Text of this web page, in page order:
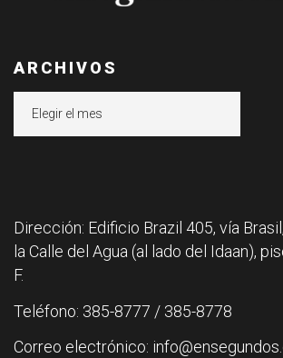
ARCHIVOS
Dirección: Edificio Brazil 405, vía
la Calle del Agua (al lado del Idaan),
F.
Teléfono: 385-8777 / 385-8778
Correo electrónico: